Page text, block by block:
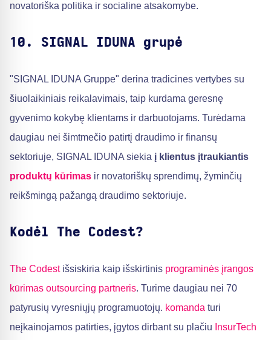
novatoriška politika ir socialine atsakomybe.
10. SIGNAL IDUNA grupė
"SIGNAL IDUNA Gruppe" derina tradicines vertybes su
šiuolaikiniais reikalavimais, taip kurdama geresnę
gyvenimo kokybę klientams ir darbuotojams. Turėdama
daugiau nei šimtmečio patirtį draudimo ir finansų
sektoriuje, SIGNAL IDUNA siekia į klientus įtraukiantis
produktų kūrimas ir novatoriškų sprendimų, žyminčių
reikšmingą pažangą draudimo sektoriuje.
Kodėl The Codest?
The Codestišsiskiria kaip išskirtinis programinės įrangos
kūrimas outsourcing partneris. Turime daugiau nei 70
patyrusių vyresniųjų programuotojų. komanda turi
neįkainojamos patirties, įgytos dirbant su plačiu InsurTech